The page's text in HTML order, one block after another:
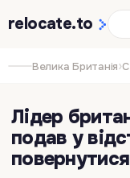
relocate.to
Велика Британія›
Лідер
подав у
повернутися